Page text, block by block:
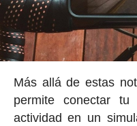
Más allá de estas
permite conectar
actividad en un